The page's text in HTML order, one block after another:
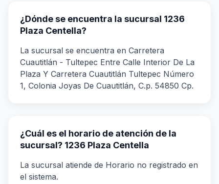
¿Dónde se encuentra la sucursal 1236
Plaza Centella?
La sucursal se encuentra en Carretera
Cuautitlán - Tultepec Entre Calle Interior De La
Plaza Y Carretera Cuautitlán Tultepec Número
1, Colonia Joyas De Cuautitlán, C.p. 54850 Cp.
¿Cuál es el horario de atención de la
sucursal? 1236 Plaza Centella
La sucursal atiende de Horario no registrado en
el sistema.